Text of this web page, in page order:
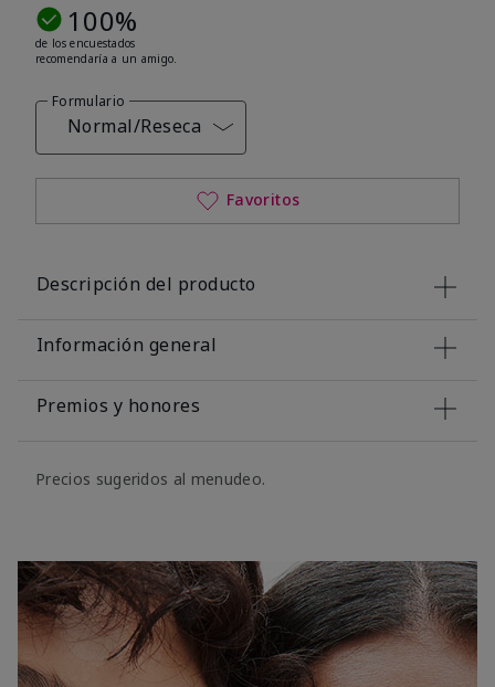
100%
de los encuestados
recomendaría a un amigo.
Formulario
Normal/Reseca
Favoritos
Descripción del producto
Información general
Premios y honores
Precios sugeridos al menudeo.